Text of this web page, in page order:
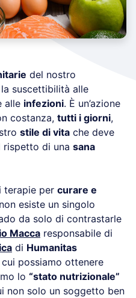
del nostro
suscettibilità alle
alle infezioni. È un’azione
costanza, tutti i giorni,
stile di vita che deve
rispetto di una sana
terapie per curare e
esiste un singolo
da solo di contrastarle
Macca responsabile di
di Humanitas
cui possiamo ottenere
lo “stato nutrizionale”
non solo un soggetto ben